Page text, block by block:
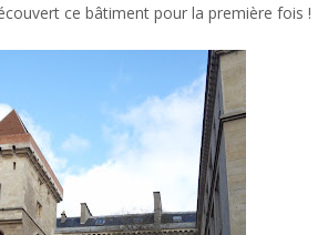
ce bâtiment pour la première fois !